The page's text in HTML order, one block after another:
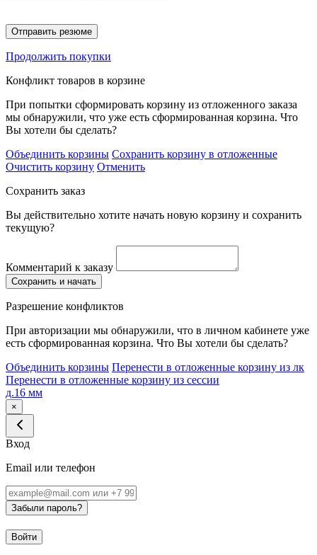
Отправить резюме
Продолжить покупки
Конфликт товаров в корзине
При попытки сформировать корзину из отложенного заказа
мы обнаружили, что уже есть сформированная корзина. Что
Вы хотели бы сделать?
Объединить корзины Сохранить корзину в отложенные
Очистить корзину Отменить
Сохранить заказ
Вы действительно хотите начать новую корзину и сохранить
текущую?
Комментарий к заказу
Сохранить и начать
Разрешение конфликтов
При авторизации мы обнаружили, что в личном кабинете уже
есть сформированная корзина. Что Вы хотели бы сделать?
Объединить корзины Перенести в отложенные корзину из лк
Перенести в отложенные корзину из сессии
д.16 мм
×
Вход
Email или телефон
Забыли пароль?
Войти